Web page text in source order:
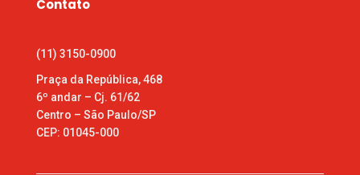
Contato
(11) 3150-0900
Praça da República, 468
6º andar – Cj. 61/62
Centro – São Paulo/SP
CEP: 01045-000